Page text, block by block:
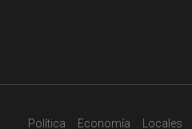
Política Economía Locales